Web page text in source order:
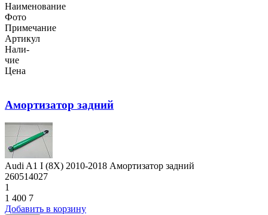
Наименование
Фото
Примечание
Артикул
Нали-
чие
Цена
Амортизатор задний
Audi A1 I (8X) 2010-2018 Амортизатор задний
260514027
1
1 400 7
Добавить в корзину